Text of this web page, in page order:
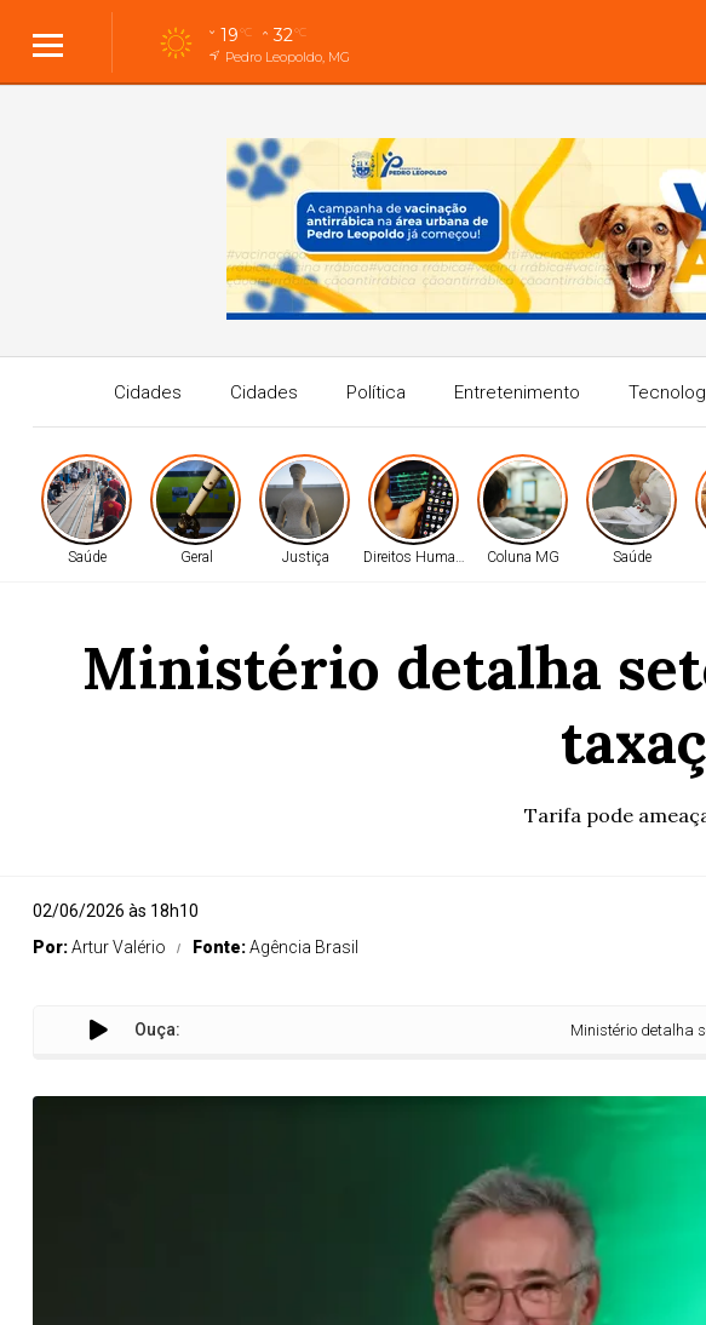
19°C 32°C
Pedro Leopoldo, MG
Cidades Cidades Política Entretenimento
Saúde Geral Justiça Direitos Humanos Coluna MG Saúde
Ministério detalha
Tarifa pode
02/06/2026 às 18h10
Por:Artur Valério Fonte:Agência Brasil
Ouça: Ministério detalha setores